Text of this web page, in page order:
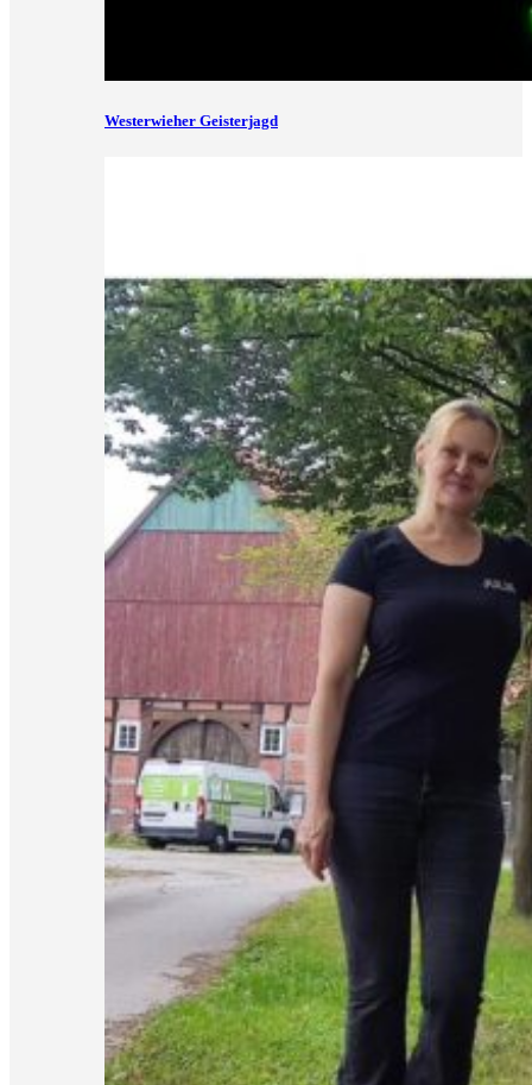
Westerwieher Geisterjagd